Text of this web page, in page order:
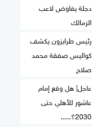
دجلة يفاوض لاعب
الزمالك
رئيس طرابزون يكشف
كواليس صفقة محمد
صلاح
عاجل| هل وقع إمام
عاشور للأهلي حتى
2030؟.....